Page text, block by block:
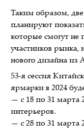
Таким образом,
планируют
которые смогут не
участников рынка,
нового дизайна из
53-я сессия
ярмарки в 2024
— с 18 по 31 марта
интерьеров.
— с 28 по 31 марта